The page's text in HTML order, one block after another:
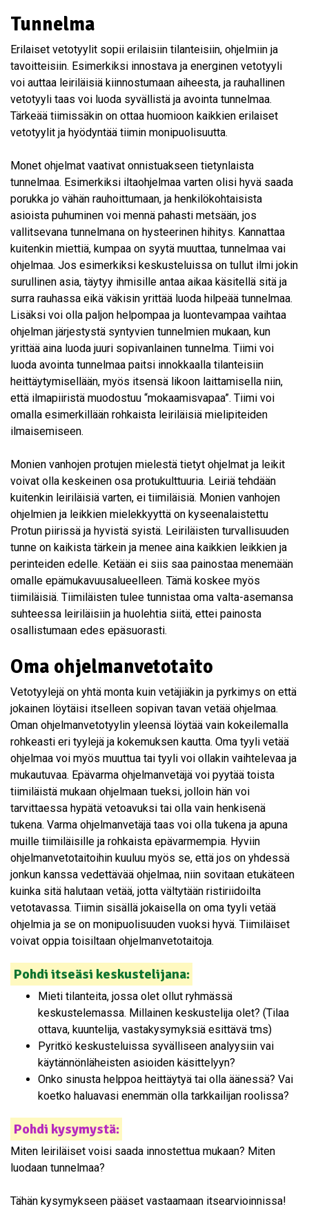
Tunnelma
Erilaiset vetotyylit sopii erilaisiin tilanteisiin, ohjelmiin ja
tavoitteisiin. Esimerkiksi innostava ja energinen vetotyyli
voi auttaa leiriläisiä kiinnostumaan aiheesta, ja rauhallinen
vetotyyli taas voi luoda syvällistä ja avointa tunnelmaa.
Tärkeää tiimissäkin on ottaa huomioon kaikkien erilaiset
vetotyylit ja hyödyntää tiimin monipuolisuutta.
Monet ohjelmat vaativat onnistuakseen tietynlaista
tunnelmaa. Esimerkiksi iltaohjelmaa varten olisi hyvä saada
porukka jo vähän rauhoittumaan, ja henkilökohtaisista
asioista puhuminen voi mennä pahasti metsään, jos
vallitsevana tunnelmana on hysteerinen hihitys. Kannattaa
kuitenkin miettiä, kumpaa on syytä muuttaa, tunnelmaa vai
ohjelmaa. Jos esimerkiksi keskusteluissa on tullut ilmi jokin
surullinen asia, täytyy ihmisille antaa aikaa käsitellä sitä ja
surra rauhassa eikä väkisin yrittää luoda hilpeää tunnelmaa.
Lisäksi voi olla paljon helpompaa ja luontevampaa vaihtaa
ohjelman järjestystä syntyvien tunnelmien mukaan, kun
yrittää aina luoda juuri sopivanlainen tunnelma. Tiimi voi
luoda avointa tunnelmaa paitsi innokkaalla tilanteisiin
heittäytymisellään, myös itsensä likoon laittamisella niin,
että ilmapiiristä muodostuu “mokaamisvapaa”. Tiimi voi
omalla esimerkillään rohkaista leiriläisiä mielipiteiden
ilmaisemiseen.
Monien vanhojen protujen mielestä tietyt ohjelmat ja leikit
voivat olla keskeinen osa protukulttuuria. Leiriä tehdään
kuitenkin leiriläisiä varten, ei tiimiläisiä. Monien vanhojen
ohjelmien ja leikkien mielekkyyttä on kyseenalaistettu
Protun piirissä ja hyvistä syistä. Leiriläisten turvallisuuden
tunne on kaikista tärkein ja menee aina kaikkien leikkien ja
perinteiden edelle. Ketään ei siis saa painostaa menemään
omalle epämukavuusalueelleen. Tämä koskee myös
tiimiläisiä. Tiimiläisten tulee tunnistaa oma valta-asemansa
suhteessa leiriläisiin ja huolehtia siitä, ettei painosta
osallistumaan edes epäsuorasti.
Oma ohjelmanvetotaito
Vetotyylejä on yhtä monta kuin vetäjiäkin ja pyrkimys on että
jokainen löytäisi itselleen sopivan tavan vetää ohjelmaa.
Oman ohjelmanvetotyylin yleensä löytää vain kokeilemalla
rohkeasti eri tyylejä ja kokemuksen kautta. Oma tyyli vetää
ohjelmaa voi myös muuttua tai tyyli voi ollakin vaihtelevaa ja
mukautuvaa. Epävarma ohjelmanvetäjä voi pyytää toista
tiimiläistä mukaan ohjelmaan tueksi, jolloin hän voi
tarvittaessa hypätä vetoavuksi tai olla vain henkisenä
tukena. Varma ohjelmanvetäjä taas voi olla tukena ja apuna
muille tiimiläisille ja rohkaista epävarmempia. Hyviin
ohjelmanvetotaitoihin kuuluu myös se, että jos on yhdessä
jonkun kanssa vedettävää ohjelmaa, niin sovitaan etukäteen
kuinka sitä halutaan vetää, jotta vältytään ristiriidoilta
vetotavassa. Tiimin sisällä jokaisella on oma tyyli vetää
ohjelmia ja se on monipuolisuuden vuoksi hyvä. Tiimiläiset
voivat oppia toisiltaan ohjelmanvetotaitoja.
Pohdi itseäsi keskustelijana:
Mieti tilanteita, jossa olet ollut ryhmässä
keskustelemassa. Millainen keskustelija olet? (Tilaa
ottava, kuuntelija, vastakysymyksiä esittävä tms)
Pyritkö keskusteluissa syvälliseen analyysiin vai
käytännönläheisten asioiden käsittelyyn?
Onko sinusta helppoa heittäytyä tai olla äänessä? Vai
koetko haluavasi enemmän olla tarkkailijan roolissa?
Pohdi kysymystä:
Miten leiriläiset voisi saada innostettua mukaan? Miten
luodaan tunnelmaa?
Tähän kysymykseen pääset vastaamaan itsearvioinnissa!